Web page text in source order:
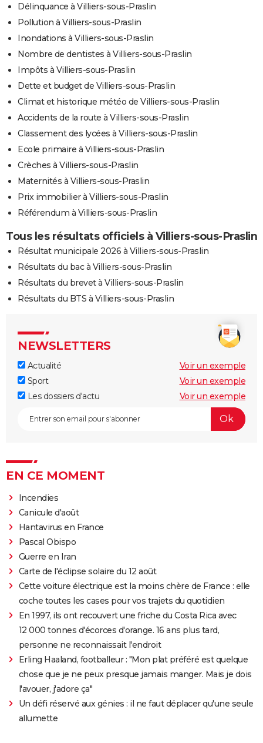
Délinquance à Villiers-sous-Praslin
Pollution à Villiers-sous-Praslin
Inondations à Villiers-sous-Praslin
Nombre de dentistes à Villiers-sous-Praslin
Impôts à Villiers-sous-Praslin
Dette et budget de Villiers-sous-Praslin
Climat et historique météo de Villiers-sous-Praslin
Accidents de la route à Villiers-sous-Praslin
Classement des lycées à Villiers-sous-Praslin
Ecole primaire à Villiers-sous-Praslin
Crèches à Villiers-sous-Praslin
Maternités à Villiers-sous-Praslin
Prix immobilier à Villiers-sous-Praslin
Référendum à Villiers-sous-Praslin
Tous les résultats officiels à Villiers-sous-Praslin
Résultat municipale 2026 à Villiers-sous-Praslin
Résultats du bac à Villiers-sous-Praslin
Résultats du brevet à Villiers-sous-Praslin
Résultats du BTS à Villiers-sous-Praslin
NEWSLETTERS
Actualité
Voir un exemple
Sport
Voir un exemple
Les dossiers d'actu
Voir un exemple
EN CE MOMENT
Incendies
Canicule d'août
Hantavirus en France
Pascal Obispo
Guerre en Iran
Carte de l'éclipse solaire du 12 août
Cette voiture électrique est la moins chère de France : elle
coche toutes les cases pour vos trajets du quotidien
En 1997, ils ont recouvert une friche du Costa Rica avec
12 000 tonnes d'écorces d'orange. 16 ans plus tard,
personne ne reconnaissait l'endroit
Erling Haaland, footballeur : "Mon plat préféré est quelque
chose que je ne peux presque jamais manger. Mais je dois
l'avouer, j'adore ça"
Un défi réservé aux génies : il ne faut déplacer qu'une seule
allumette